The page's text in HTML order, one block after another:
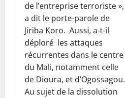
de l’entreprise terroriste »,
a dit le porte-parole de
Jiriba Koro. Aussi, a-t-il
déploré les attaques
récurrentes dans le centre
du Mali, notamment celle
de Dioura, et d’Ogossagou.
Au sujet de la dissolution